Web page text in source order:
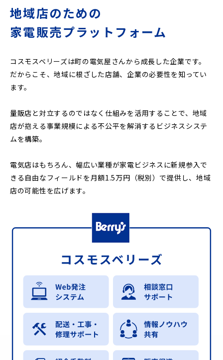
地域店のための
家電販売プラットフォーム
コスモスベリーズは町の電気屋さんから成長した企業です。
だからこそ、地域に根ざした店舗、企業の必要性を知ってい
ます。
量販店と対立するのではなく仕組みを活用することで、地域
店が抱える事業規模による不公平を解消するビジネスシステ
ムを構築。
電気店はもちろん、幅広い業種が家電ビジネスに新規参入で
きる自由なフィールドを月額1.5万円（税別）で提供し、地域
店の可能性を広げます。